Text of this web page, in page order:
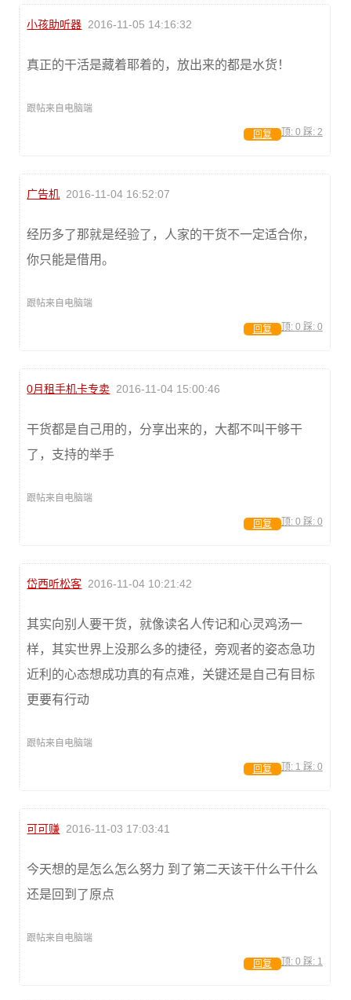
小孩助听器 2016-11-05 14:16:32
真正的干活是藏着耶着的，放出来的都是水货！
跟帖来自电脑端
顶: 0 踩: 2
回复
广告机 2016-11-04 16:52:07
经历多了那就是经验了，人家的干货不一定适合你，
你只能是借用。
跟帖来自电脑端
顶: 0 踩: 0
回复
0月租手机卡专卖 2016-11-04 15:00:46
干货都是自己用的，分享出来的，大都不叫干够干
了，支持的举手
跟帖来自电脑端
顶: 0 踩: 0
回复
岱西听松客 2016-11-04 10:21:42
其实向别人要干货，就像读名人传记和心灵鸡汤一
样，其实世界上没那么多的捷径，旁观者的姿态急功
近利的心态想成功真的有点难，关键还是自己有目标
更要有行动
跟帖来自电脑端
顶: 1 踩: 0
回复
可可赚 2016-11-03 17:03:41
今天想的是怎么怎么努力 到了第二天该干什么干什么
还是回到了原点
跟帖来自电脑端
顶: 0 踩: 1
回复